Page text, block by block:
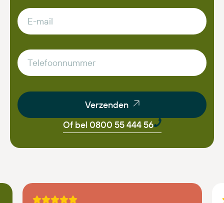
Verzenden
Of bel 0800 55 444 56